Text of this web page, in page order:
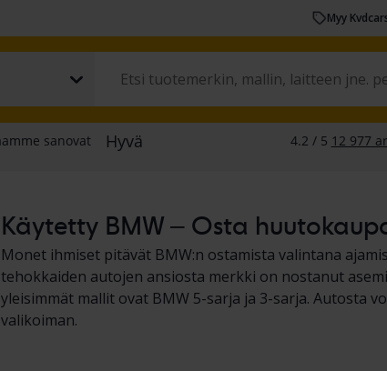
Myy
Käytetty BMW – Osta
Monet ihmiset pitävät BMW:n ostamista valintana
tehokkaiden autojen ansiosta merkki on nostanut
yleisimmät mallit ovat BMW 5-sarja ja 3-sarja. Autosta
valikoiman.